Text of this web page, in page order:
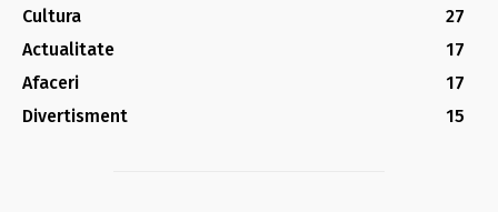
Cultura
27
Actualitate
17
Afaceri
17
Divertisment
15